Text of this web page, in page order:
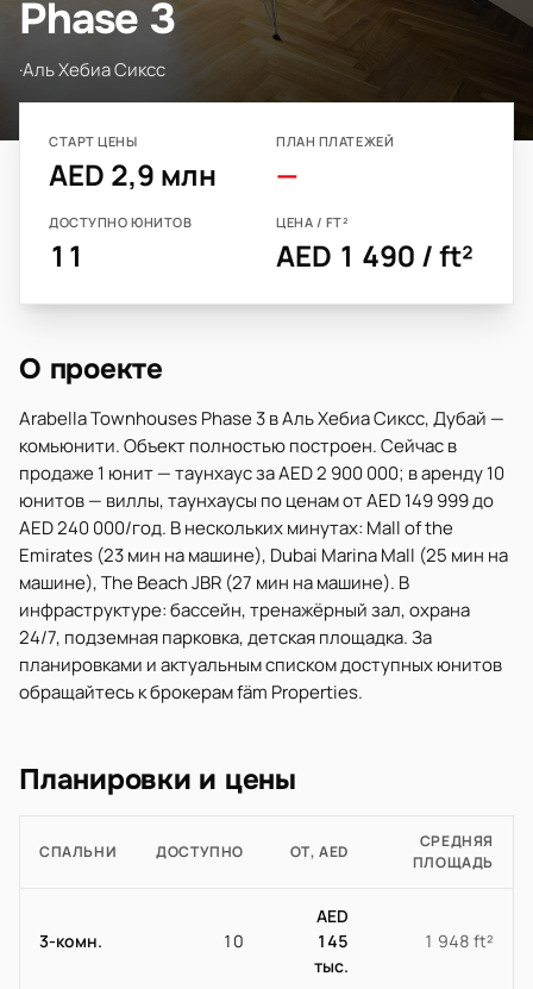
Phase 3
·Аль Хебиа Сиксс
СТАРТ ЦЕНЫ
AED 2,9 млн
ПЛАН ПЛАТЕЖЕЙ
—
ДОСТУПНО ЮНИТОВ
11
ЦЕНА / FT²
AED 1 490 / ft²
О проекте
Arabella Townhouses Phase 3 в Аль Хебиа Сиксс, Дубай —
комьюнити. Объект полностью построен. Сейчас в
продаже 1 юнит — таунхаус за AED 2 900 000; в аренду 10
юнитов — виллы, таунхаусы по ценам от AED 149 999 до
AED 240 000/год. В нескольких минутах: Mall of the
Emirates (23 мин на машине), Dubai Marina Mall (25 мин на
машине), The Beach JBR (27 мин на машине). В
инфраструктуре: бассейн, тренажёрный зал, охрана
24/7, подземная парковка, детская площадка. За
планировками и актуальным списком доступных юнитов
обращайтесь к брокерам fäm Properties.
Планировки и цены
СПАЛЬНИ ДОСТУПНО ОТ, AED
СРЕДНЯЯ
ПЛОЩАДЬ
3-комн. 10
AED
145
тыс.
1 948 ft²